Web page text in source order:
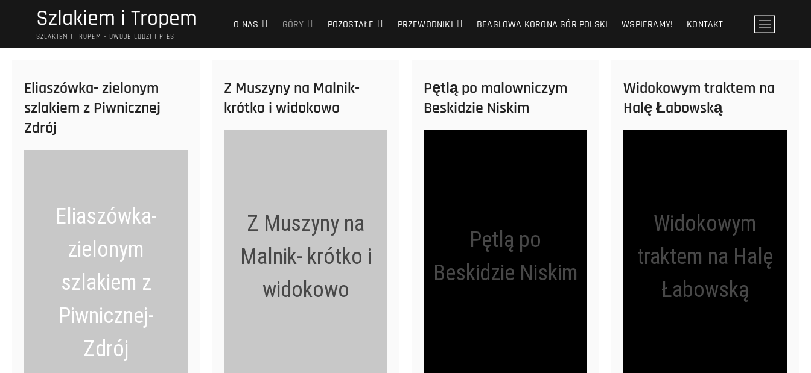
Szlakiem i Tropem
SZLAKIEM I TROPEM – DWOJE LUDZI I PIES
O NAS GÓRY POZOSTAŁE PRZEWODNIKI BEAGLOWA KORONA GÓR POLSKI WSPIERAMY! KONTAKT
P
r
z
m
Eliaszówka- zielonym
szlakiem z Piwnicznej
Zdrój
Eliaszówka-
zielonym
szlakiem z
Piwnicznej-
Zdrój
Z Muszyny na Malnik-
krótko i widokowo
Z Muszyny na
Malnik- krótko i
widokowo
Pętlą po malowniczym
Beskidzie Niskim
Pętlą po
Beskidzie Niskim
Widokowym traktem na
Halę Łabowską
Widokowym
traktem na Halę
Łabowską